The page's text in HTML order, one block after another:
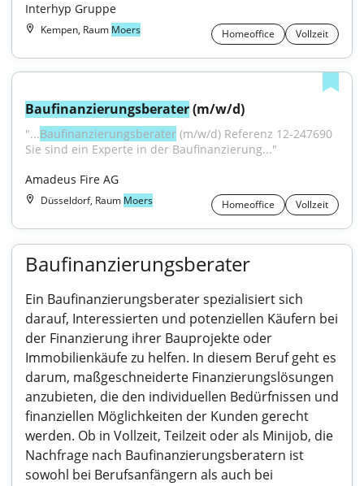
Interhyp Gruppe
Kempen, Raum Moers Homeoffice Vollzeit
Baufinanzierungsberater (m/w/d)
"...Baufinanzierungsberater (m/w/d) Referenz 12-247690
Sie sind ein Experte in der Baufinanzierung..."
Amadeus Fire AG
Düsseldorf, Raum Moers Homeoffice Vollzeit
Baufinanzierungsberater
Ein Baufinanzierungsberater spezialisiert sich
darauf, Interessierten und potenziellen Käufern bei
der Finanzierung ihrer Bauprojekte oder
Immobilienkäufe zu helfen. In diesem Beruf geht es
darum, maßgeschneiderte Finanzierungslösungen
anzubieten, die den individuellen Bedürfnissen und
finanziellen Möglichkeiten der Kunden gerecht
werden. Ob in Vollzeit, Teilzeit oder als Minijob, die
Nachfrage nach Baufinanzierungsberatern ist
sowohl bei Berufsanfängern als auch bei